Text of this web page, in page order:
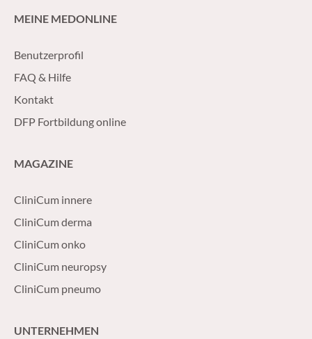
MEINE MEDONLINE
Benutzerprofil
FAQ & Hilfe
Kontakt
DFP Fortbildung online
MAGAZINE
CliniCum innere
CliniCum derma
CliniCum onko
CliniCum neuropsy
CliniCum pneumo
UNTERNEHMEN